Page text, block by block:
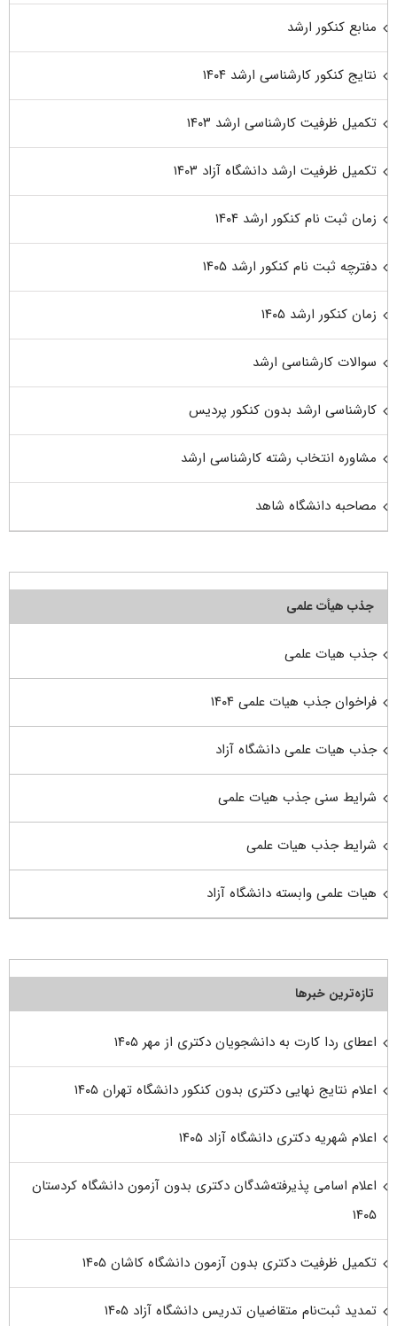
منابع کنکور ارشد
نتایج کنکور کارشناسی ارشد ۱۴۰۴
تکمیل ظرفیت کارشناسی ارشد ۱۴۰۳
تکمیل ظرفیت ارشد دانشگاه آزاد ۱۴۰۳
زمان ثبت نام کنکور ارشد ۱۴۰۴
دفترچه ثبت نام کنکور ارشد ۱۴۰۵
زمان کنکور ارشد ۱۴۰۵
سوالات کارشناسی ارشد
کارشناسی ارشد بدون کنکور پردیس
مشاوره انتخاب رشته کارشناسی ارشد
مصاحبه دانشگاه شاهد
جذب هیأت علمی
جذب هیات علمی
فراخوان جذب هیات علمی ۱۴۰۴
جذب هیات علمی دانشگاه آزاد
شرایط سنی جذب هیات علمی
شرایط جذب هیات علمی
هیات علمی وابسته دانشگاه آزاد
تازه‌ترین خبرها
اعطای ردا کارت به دانشجویان دکتری از مهر ۱۴۰۵
اعلام نتایج نهایی دکتری بدون کنکور دانشگاه تهران ۱۴۰۵
اعلام شهریه دکتری دانشگاه آزاد ۱۴۰۵
اعلام اسامی پذیرفته‌شدگان دکتری بدون آزمون دانشگاه کردستان
۱۴۰۵
تکمیل ظرفیت دکتری بدون آزمون دانشگاه کاشان ۱۴۰۵
تمدید ثبت‌نام متقاضیان تدریس دانشگاه آزاد ۱۴۰۵